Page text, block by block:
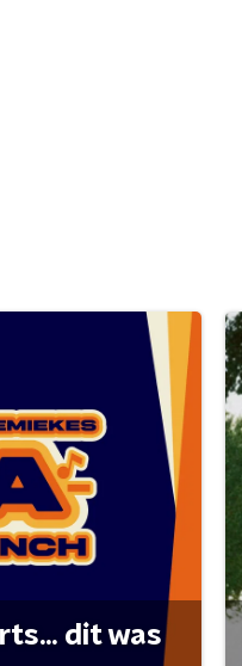
dit was